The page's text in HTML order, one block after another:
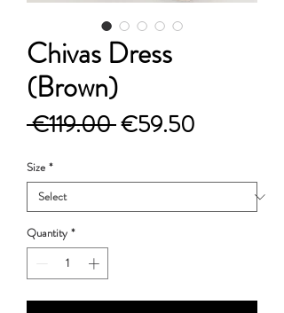
Chivas Dress
(Brown)
€119.00 Regular
€59.50
Size *
Quantity *